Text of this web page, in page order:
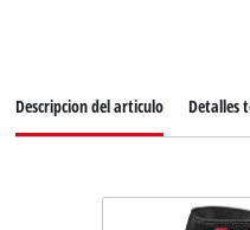
Descripcion del articulo Detalles